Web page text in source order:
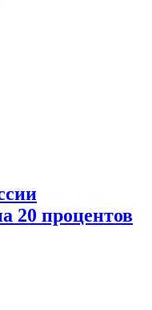
20 процентов